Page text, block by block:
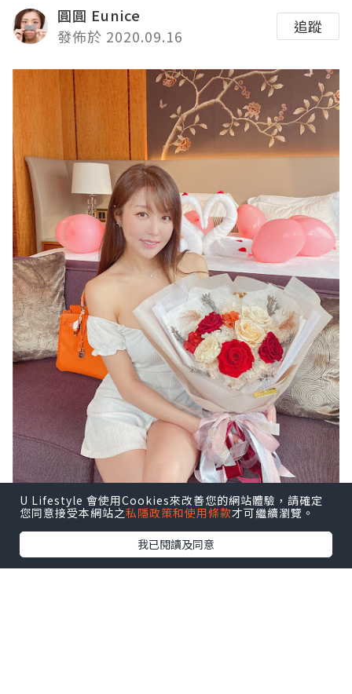
圓圓 Eunice
發佈於 2020.09.16
追蹤
女生花都對有一種特殊的愛吧～
U Lifestyle 會使用Cookies來改善您的網站體驗，請確定
您同意接受本網站之私隱政策和使用條款才可繼續瀏覽。
我已閱讀及同意